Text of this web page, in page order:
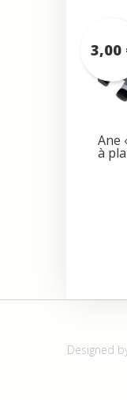
Ane
à
3,00
Designed